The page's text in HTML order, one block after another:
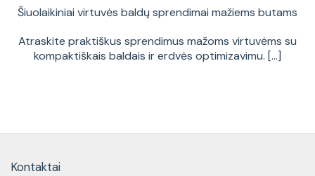
Šiuolaikiniai virtuvės baldų sprendimai mažiems butams
Atraskite praktiškus sprendimus mažoms virtuvėms su
kompaktiškais baldais ir erdvės optimizavimu. [...]
Kontaktai